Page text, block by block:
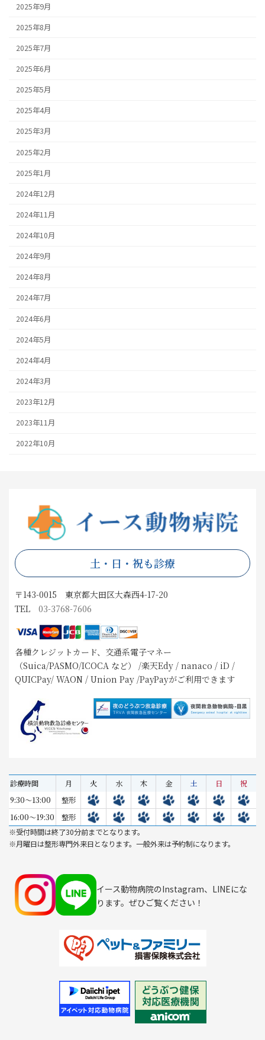
2025年9月
2025年8月
2025年7月
2025年6月
2025年5月
2025年4月
2025年3月
2025年2月
2025年1月
2024年12月
2024年11月
2024年10月
2024年9月
2024年8月
2024年7月
2024年6月
2024年5月
2024年4月
2024年3月
2023年12月
2023年11月
2022年10月
土・日・祝も診療
〒143-0015 東京都大田区大森西4-17-20
TEL 03-3768-7606
各種クレジットカード、交通系電子マネー
（Suica/PASMO/ICOCA など） /楽天Edy / nanaco / iD /
QUICPay/ WAON / Union Pay /PayPayがご利用できます
診療時間 月 火 水 木 金 土 日
祝
9:30～13:00
整形
16:00～19:30
整形
※受付時間は終了30分前までとなります。
※月曜日は整形専門外来日となります。一般外来は予約制になります。
イース動物病院のInstagram、LINEにな
ります。ぜひご覧ください！